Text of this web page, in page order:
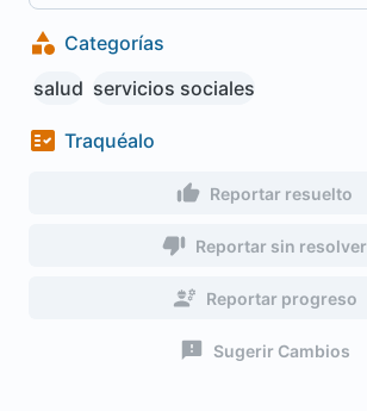
Categorías
salud servicios sociales
Traquéalo
Reportar resuelto
Reportar sin resolver
Reportar progreso
Sugerir Cambios